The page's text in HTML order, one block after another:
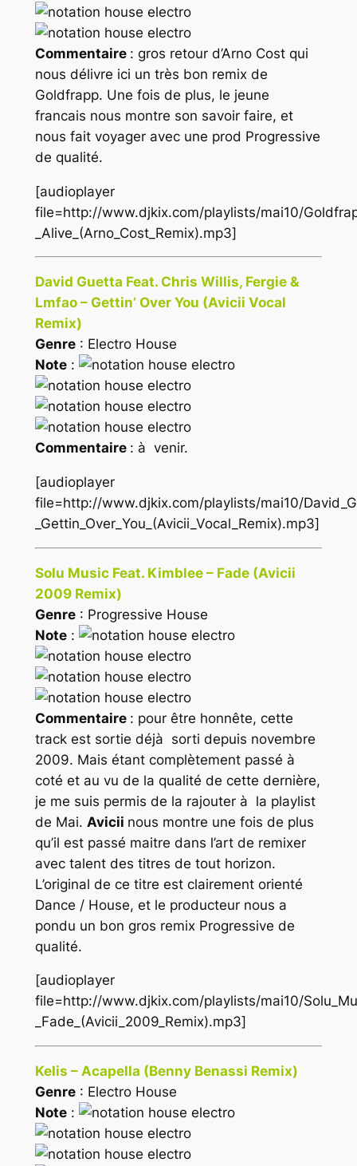
Commentaire : gros retour d’Arno Cost qui
nous délivre ici un très bon remix de
Goldfrapp. Une fois de plus, le jeune
francais nous montre son savoir faire, et
nous fait voyager avec une prod Progressive
de qualité.
[audioplayer
file=http://www.djkix.com/playlists/mai10/
_Alive_(Arno_Cost_Remix).mp3]
David Guetta Feat. Chris Willis, Fergie &
Lmfao – Gettin’ Over You (Avicii Vocal
Remix)
Genre: Electro House
Note:
Commentaire : à venir.
[audioplayer
file=http://www.djkix.com/playlists/mai10/
_Gettin_Over_You_(Avicii_Vocal_Remix).mp3]
Solu Music Feat. Kimblee – Fade (Avicii
2009 Remix)
Genre: Progressive House
Note:
Commentaire : pour être honnête, cette
track est sortie déjà sorti depuis novembre
2009. Mais étant complètement passé à
coté et au vu de la qualité de cette dernière,
je me suis permis de la rajouter à la playlist
de Mai. Avicii nous montre une fois de plus
qu’il est passé maitre dans l’art de remixer
avec talent des titres de tout horizon.
L’original de ce titre est clairement orienté
Dance / House, et le producteur nous a
pondu un bon gros remix Progressive de
qualité.
[audioplayer
file=http://www.djkix.com/playlists/mai10/
_Fade_(Avicii_2009_Remix).mp3]
Kelis – Acapella (Benny Benassi Remix)
Genre: Electro House
Note: